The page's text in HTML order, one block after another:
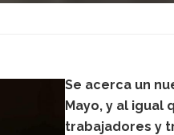
Se acerca un
Mayo, y al igual
trabajadores y